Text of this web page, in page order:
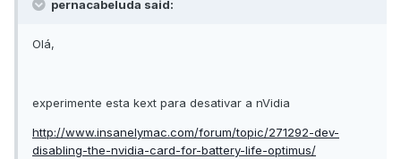
pernacabeluda said:
Olá,
experimente esta kext para desativar a nVidia
http://www.insanelymac.com/forum/topic/271292-dev-
disabling-the-nvidia-card-for-battery-life-optimus/